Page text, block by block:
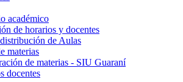
académico
de horarios y docentes
de Aulas
materias
de materias - SIU Guaraní
docentes